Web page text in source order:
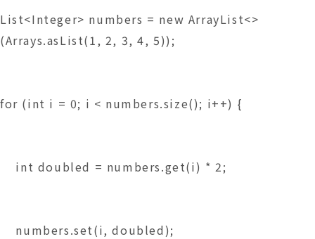
List<Integer> numbers = new ArrayList<>
(Arrays.asList(1, 2, 3, 4, 5));
for (int i = 0; i < numbers.size(); i++) {
int doubled = numbers.get(i) * 2;
numbers.set(i, doubled);